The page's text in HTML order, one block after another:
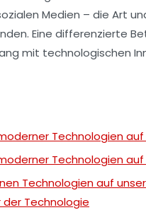
Medien – die Art
Eine differenzierte
mit technologischen
Technologien
Technologien
Technologien auf
der Technologie